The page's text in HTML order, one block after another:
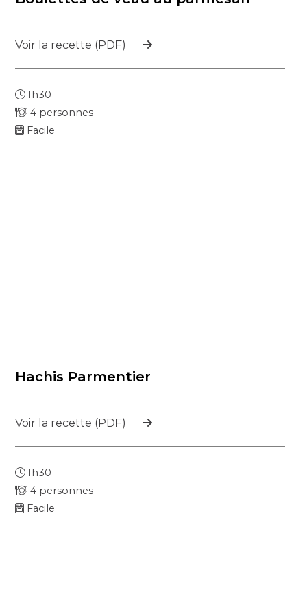
Voir la recette (PDF)
1h30
4 personnes
Facile
Hachis Parmentier
Voir la recette (PDF)
1h30
4 personnes
Facile